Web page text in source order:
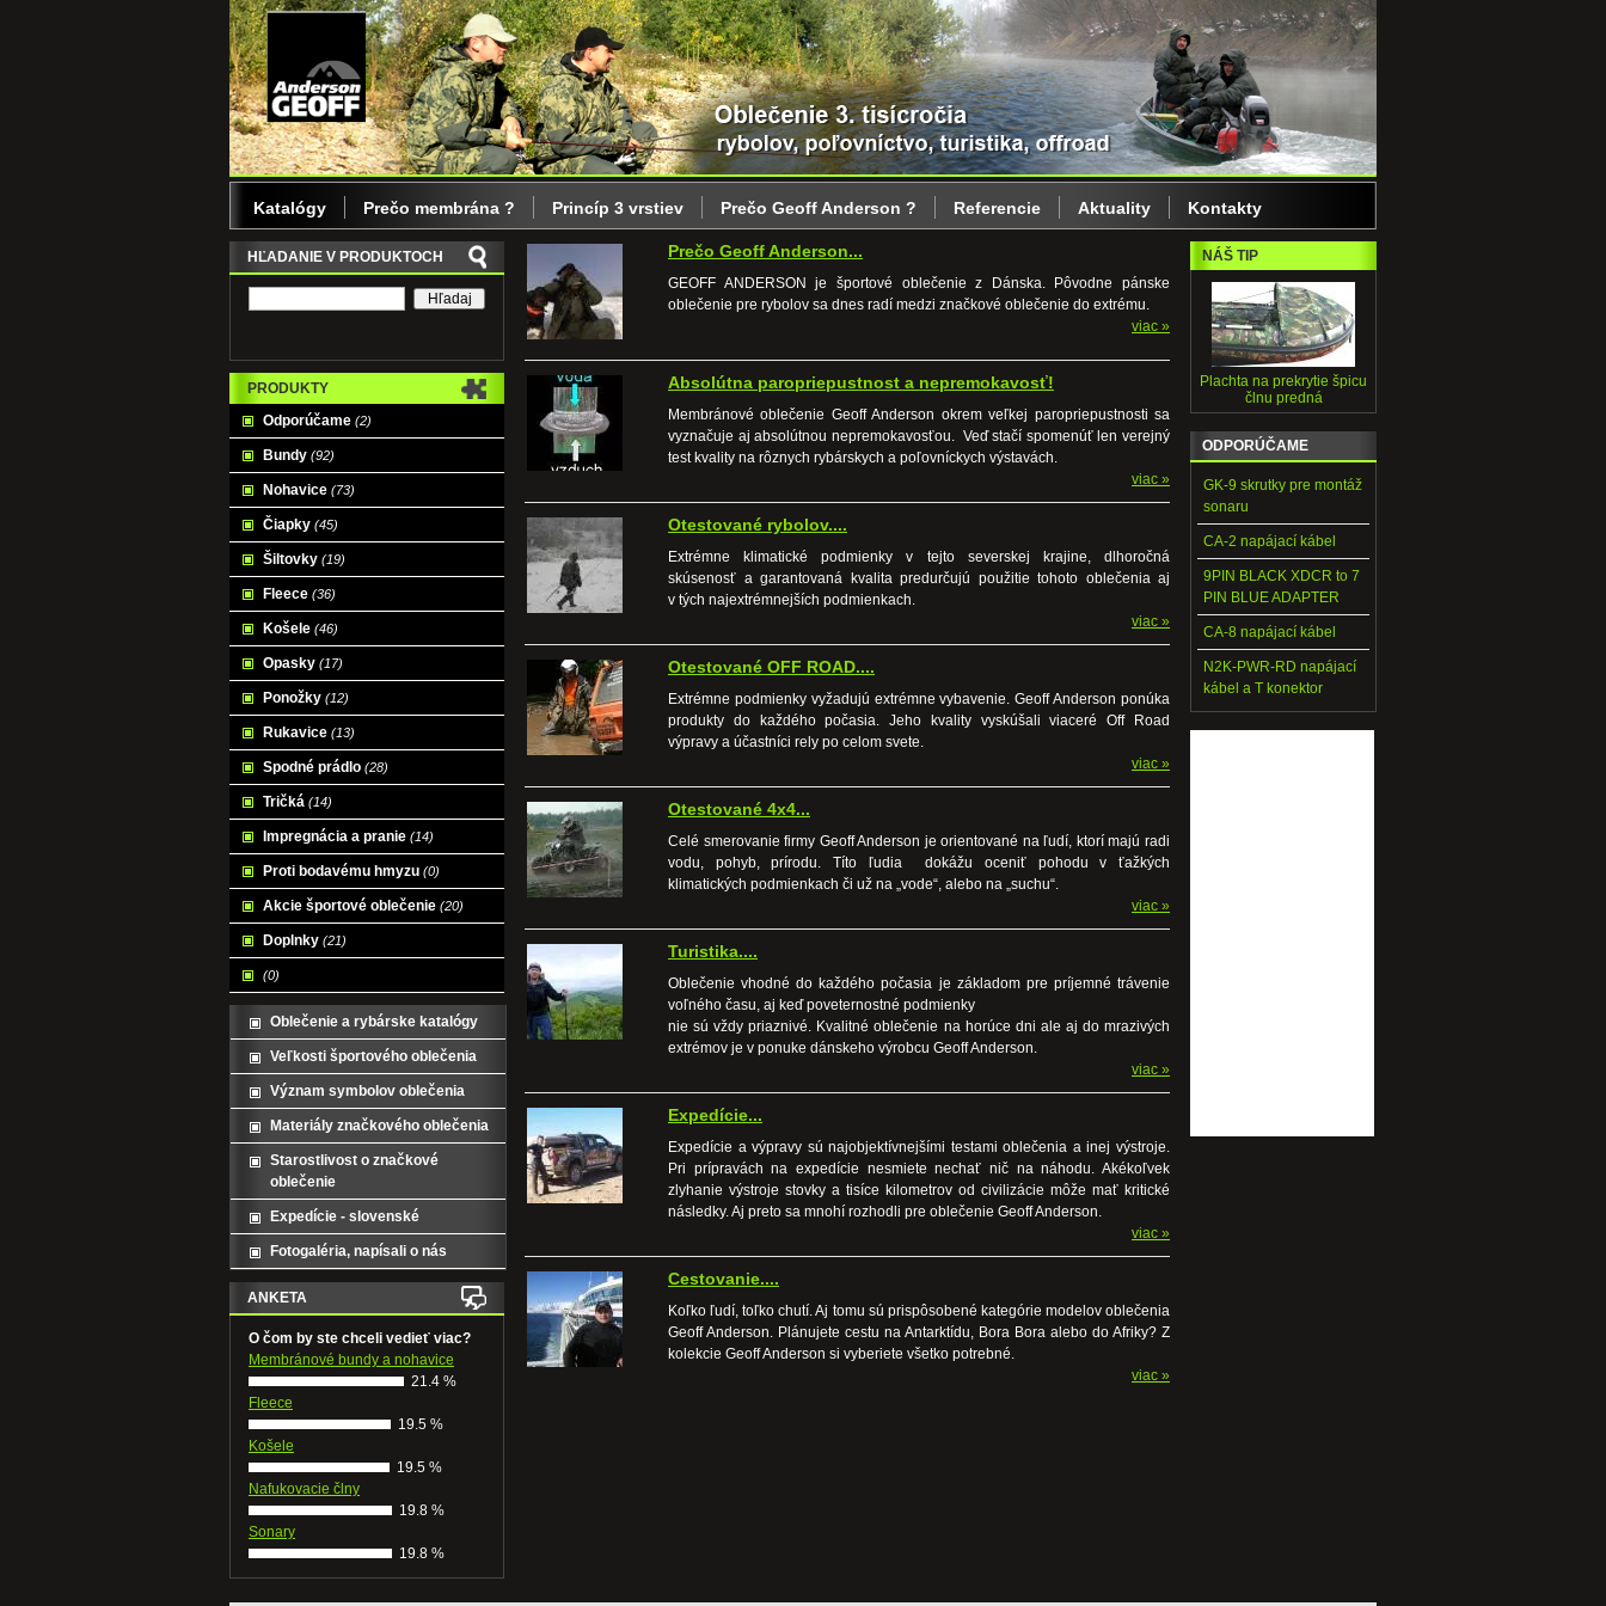
Prečo Geoff Anderson...
GEOFF ANDERSON je športové oblečenie z Dánska. Pôvodne pánske
oblečenie pre rybolov sa dnes radí medzi značkové oblečenie do extrému.
viac »
Absolútna paropriepustnost a nepremokavosť!
Membránové oblečenie Geoff Anderson okrem veľkej paropriepustnosti sa
vyznačuje aj absolútnou nepremokavosťou. Veď stačí spomenúť len verejný
test kvality na rôznych rybárskych a poľovníckych výstavách.
viac »
Otestované rybolov....
Extrémne klimatické podmienky v tejto severskej krajine, dlhoročná
skúsenosť a garantovaná kvalita predurčujú použitie tohoto oblečenia aj
v tých najextrémnejších podmienkach.
viac »
Otestované OFF ROAD....
Extrémne podmienky vyžadujú extrémne vybavenie. Geoff Anderson ponúka
produkty do každého počasia. Jeho kvality vyskúšali viaceré Off Road
výpravy a účastníci rely po celom svete.
viac »
Otestované 4x4...
Celé smerovanie firmy Geoff Anderson je orientované na ľudí, ktorí majú radi
vodu, pohyb, prírodu. Títo ľudia dokážu oceniť pohodu v ťažkých
klimatických podmienkach či už na „vode“, alebo na „suchu“.
viac »
Turistika....
Oblečenie vhodné do každého počasia je základom pre príjemné trávenie
voľného času, aj keď poveternostné podmienky
nie sú vždy priaznivé. Kvalitné oblečenie na horúce dni ale aj do mrazivých
extrémov je v ponuke dánskeho výrobcu Geoff Anderson.
viac »
Expedície...
Expedície a výpravy sú najobjektívnejšími testami oblečenia a inej výstroje.
Pri prípravách na expedície nesmiete nechať nič na náhodu. Akékoľvek
zlyhanie výstroje stovky a tisíce kilometrov od civilizácie môže mať kritické
následky. Aj preto sa mnohí rozhodli pre oblečenie Geoff Anderson.
viac »
Cestovanie....
Koľko ľudí, toľko chutí. Aj tomu sú prispôsobené kategórie modelov oblečenia
Geoff Anderson. Plánujete cestu na Antarktídu, Bora Bora alebo do Afriky? Z
kolekcie Geoff Anderson si vyberiete všetko potrebné.
viac »
HĽADANIE V PRODUKTOCH
PRODUKTY
Odporúčame (2)
Bundy (92)
Nohavice (73)
Čiapky (45)
Šiltovky (19)
Fleece (36)
Košele (46)
Opasky (17)
Ponožky (12)
Rukavice (13)
Spodné prádlo (28)
Tričká (14)
Impregnácia a pranie (14)
Proti bodavému hmyzu (0)
Akcie športové oblečenie (20)
Doplnky (21)
(0)
Oblečenie a rybárske katalógy
Veľkosti športového oblečenia
Význam symbolov oblečenia
Materiály značkového oblečenia
Starostlivost o značkové
oblečenie
Expedície - slovenské
Fotogaléria, napísali o nás
ANKETA
O čom by ste chceli vedieť viac?
Membránové bundy a nohavice
21.4 %
Fleece
19.5 %
Košele
19.5 %
Nafukovacie člny
19.8 %
Sonary
19.8 %
NÁŠ TIP
Plachta na prekrytie špicu
člnu predná
ODPORÚČAME
GK-9 skrutky pre montáž
sonaru
CA-2 napájací kábel
9PIN BLACK XDCR to 7
PIN BLUE ADAPTER
CA-8 napájací kábel
N2K-PWR-RD napájací
kábel a T konektor
Katalógy Prečo membrána ? Princíp 3 vrstiev Prečo Geoff Anderson ? Referencie Aktuality Kontakty